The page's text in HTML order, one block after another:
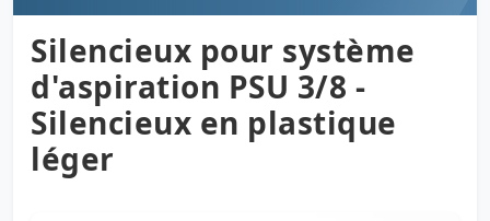
Silencieux pour système
d'aspiration PSU 3/8 -
Silencieux en plastique
léger